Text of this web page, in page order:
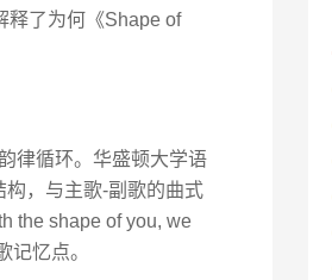
释了为何《Shape of
律循环。华盛顿大学语
，与主歌-副歌的曲式
the shape of you, we
忆点。